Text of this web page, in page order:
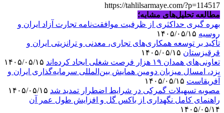
https://tahlilsarmaye.com/?p=114517
مطالعه تحلیل‌های مشابه؛
بهره گیری حداکثری از ظرفیت موافقت‌نامه تجارت آزاد ایران و
روسیه
تأکید بر توسعه همکاری‌های تجاری، معدنی و ترانزیتی ایران و
قرقیزستان
تعاونی‌های همدان ۱۹ هزار فرصت شغلی ایجاد کرده‌اند
یزد، امسال میزبان دومین همایش بین‌المللی سرمایه‌گذاری ایران و
آفریقاست
مصوبه تسهیلات گمرکی در شرایط اضطرار تمدید شد
راهنمای کامل نگهداری از باکس گل و افزایش طول عمر آن
۱۴۰۵/۰۵/۱۴